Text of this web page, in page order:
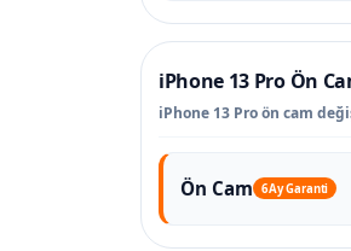
iPhone 13 Pro Ön
iPhone 13 Pro ön cam
Ön Cam 6 Ay Garanti